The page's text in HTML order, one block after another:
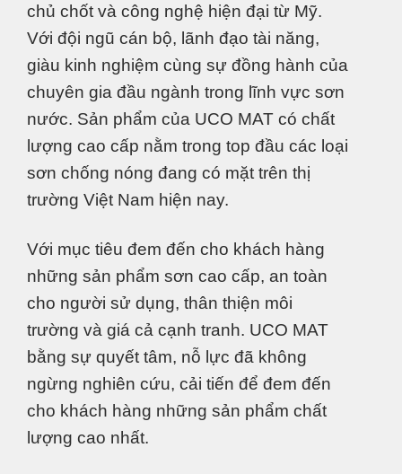
chủ chốt và công nghệ hiện đại từ Mỹ.
Với đội ngũ cán bộ, lãnh đạo tài năng,
giàu kinh nghiệm cùng sự đồng hành của
chuyên gia đầu ngành trong lĩnh vực sơn
nước. Sản phẩm của UCO MAT có chất
lượng cao cấp nằm trong top đầu các loại
sơn chống nóng đang có mặt trên thị
trường Việt Nam hiện nay.
Với mục tiêu đem đến cho khách hàng
những sản phẩm sơn cao cấp, an toàn
cho người sử dụng, thân thiện môi
trường và giá cả cạnh tranh. UCO MAT
bằng sự quyết tâm, nỗ lực đã không
ngừng nghiên cứu, cải tiến để đem đến
cho khách hàng những sản phẩm chất
lượng cao nhất.